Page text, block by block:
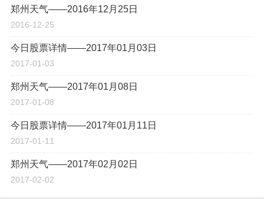
郑州天气——2016年12月25日
2016-12-25
今日股票详情——2017年01月03日
2017-01-03
郑州天气——2017年01月08日
2017-01-08
今日股票详情——2017年01月11日
2017-01-11
郑州天气——2017年02月02日
2017-02-02